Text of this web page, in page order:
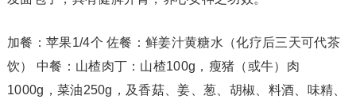
加餐：苹果1/4个 佐餐：鲜姜汁黄糖水（化疗后三天可代茶
饮） 中餐：山楂肉丁：山楂100g，瘦猪（或牛）肉
1000g，菜油250g，及香菇、姜、葱、胡椒、料酒、味精、